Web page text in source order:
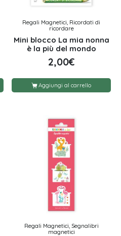
Regali Magnetici, Ricordati di
ricordare
Mini blocco La mia nonna
è la più del mondo
2,00€
Aggiungi al carrello
Regali Magnetici, Segnalibri
magnetici